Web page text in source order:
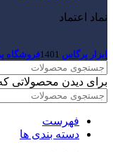
نماد اعتماد
ابزار پرگاس 1401فروشگاه
برای دیدن محصولاتی
فهرست
دسته بندی ها